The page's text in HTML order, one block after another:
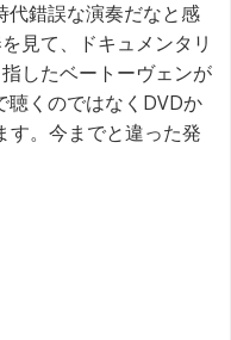
代錯誤な演奏だなと感
見て、ドキュメンタリ
したベートーヴェンが
聴くのではなくDVDか
。今までと違った発